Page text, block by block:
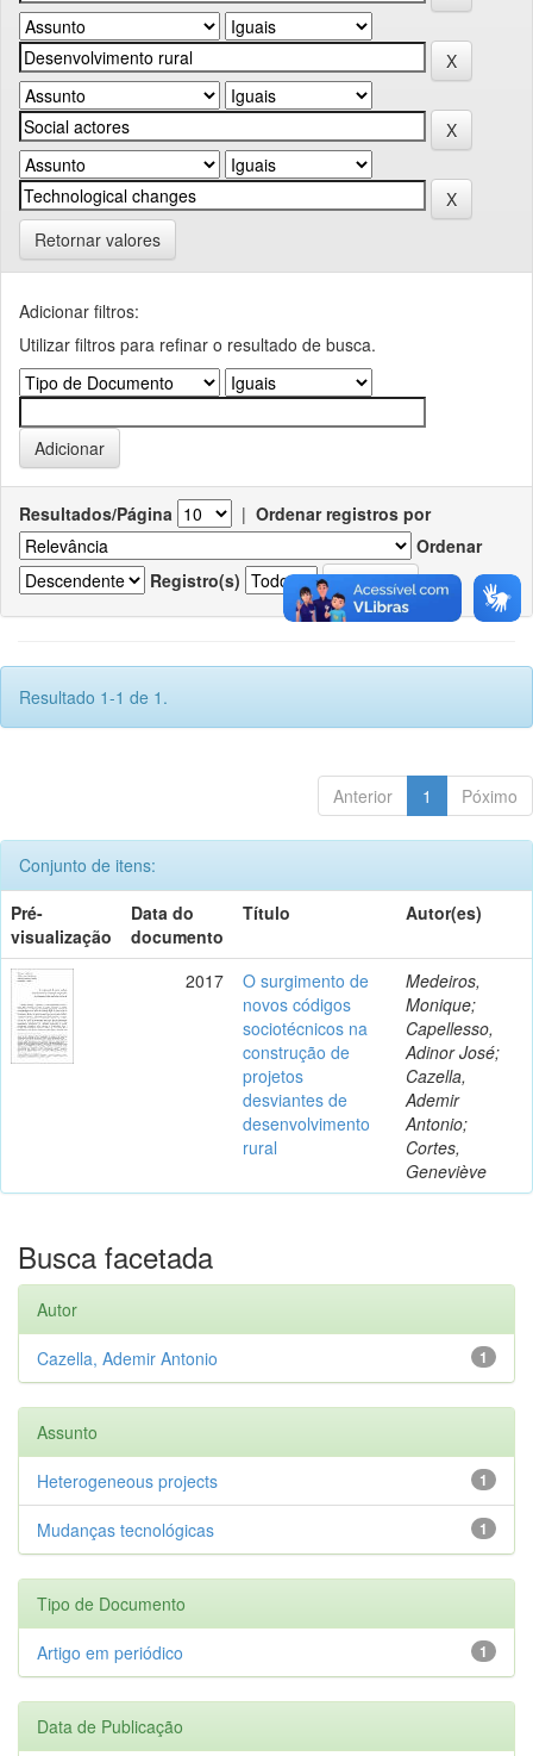
Retornar valores
Adicionar filtros:
Utilizar filtros para refinar o resultado de busca.
Resultados/Página | Ordenar registros por
Ordenar
Registro(s)
Resultado 1-1 de 1.
Anterior 1 Póximo
Conjunto de itens:
Pré-
visualização
Data do
documento
Título Autor(es)
2017
O surgimento de
novos códigos
sociotécnicos na
construção de
projetos
desviantes de
desenvolvimento
rural
Medeiros,
Monique;
Capellesso,
Adinor José;
Cazella,
Ademir
Antonio;
Cortes,
Geneviève
Busca facetada
Autor
1
Cazella, Ademir Antonio
Assunto
1
Heterogeneous projects
1
Mudanças tecnológicas
Tipo de Documento
1
Artigo em periódico
Data de Publicação